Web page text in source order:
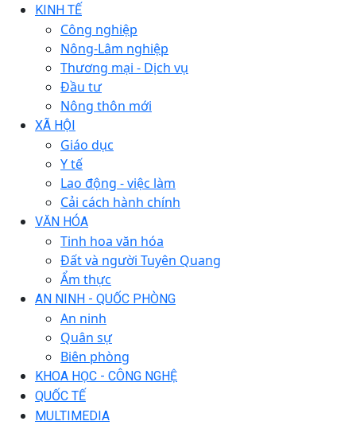
KINH TẾ
Công nghiệp
Nông-Lâm nghiệp
Thương mại - Dịch vụ
Đầu tư
Nông thôn mới
XÃ HỘI
Giáo dục
Y tế
Lao động - việc làm
Cải cách hành chính
VĂN HÓA
Tinh hoa văn hóa
Đất và người Tuyên Quang
Ẩm thực
AN NINH - QUỐC PHÒNG
An ninh
Quân sự
Biên phòng
KHOA HỌC - CÔNG NGHỆ
QUỐC TẾ
MULTIMEDIA